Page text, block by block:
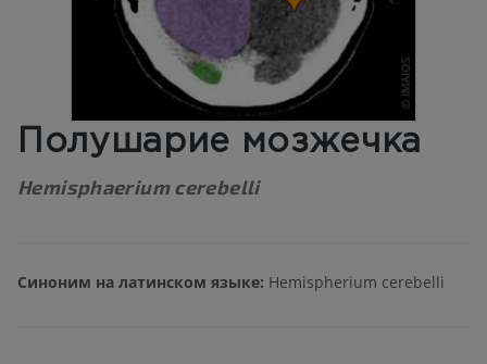
Полушарие мозжечка
Hemisphaerium cerebelli
Синоним на латинском языке: Hemispherium cerebelli